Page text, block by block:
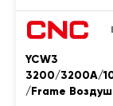
YCW3
3200/3200A/
/Frame